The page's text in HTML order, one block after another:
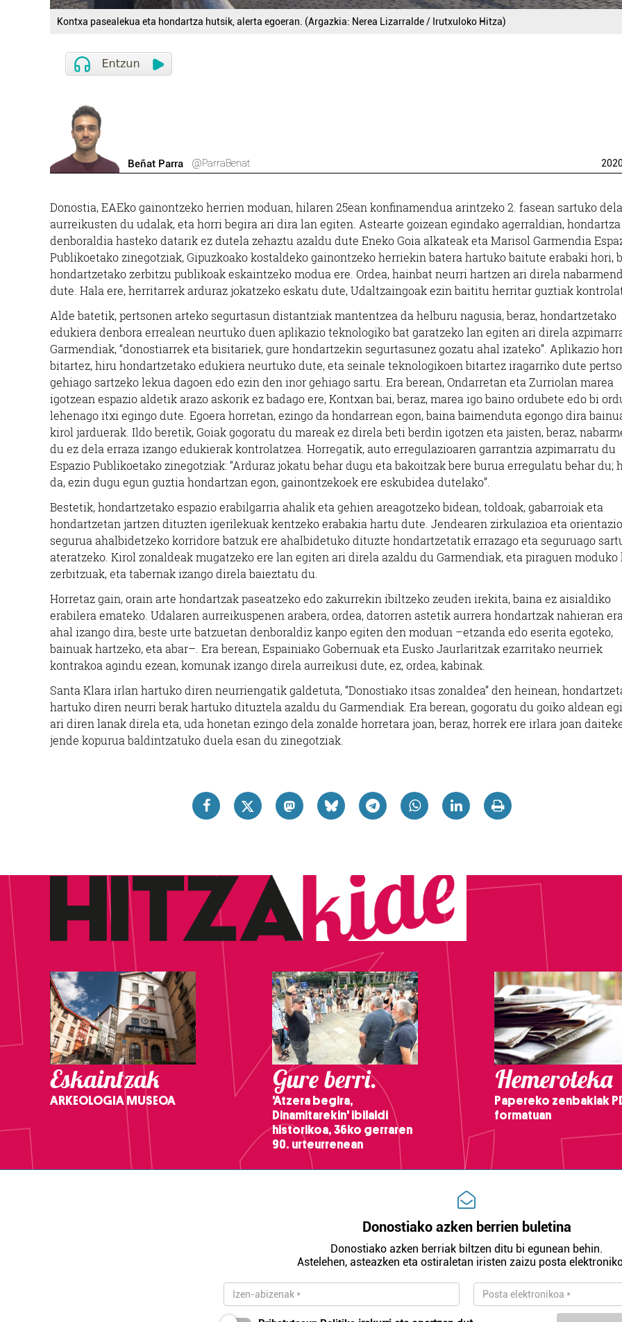
Kontxa pasealekua eta hondartza hutsik, alerta egoeran. (Argazkia: Nerea Lizarralde / Irutxuloko Hitza)
Beñat Parra @ParraBenat
Donostia, EAEko gainontzeko herrien moduan, hilaren 25ean konfinamendua arintzeko 2. fasean sartuko dela
aurreikusten du udalak, eta horri begira ari dira lan egiten. Astearte goizean egindako agerraldian, hondartza
denboraldia hasteko datarik ez dutela zehaztu azaldu dute Eneko Goia alkateak eta Marisol Garmendia
Publikoetako zinegotziak, Gipuzkoako kostaldeko gainontzeko herriekin batera hartuko baitute erabaki hori,
hondartzetako zerbitzu publikoak eskaintzeko modua ere. Ordea, hainbat neurri hartzen ari direla
dute. Hala ere, herritarrek arduraz jokatzeko eskatu dute, Udaltzaingoak ezin baititu herritar guztiak
Alde batetik, pertsonen arteko segurtasun distantziak mantentzea da helburu nagusia, beraz, hondartzetako
edukiera denbora errealean neurtuko duen aplikazio teknologiko bat garatzeko lan egiten ari direla
Garmendiak, “donostiarrek eta bisitariek, gure hondartzekin segurtasunez gozatu ahal izateko”. Aplikazio
bitartez, hiru hondartzetako edukiera neurtuko dute, eta seinale teknologikoen bitartez iragarriko dute
gehiago sartzeko lekua dagoen edo ezin den inor gehiago sartu. Era berean, Ondarretan eta Zurriolan marea
igotzean espazio aldetik arazo askorik ez badago ere, Kontxan bai, beraz, marea igo baino ordubete edo bi
lehenago itxi egingo dute. Egoera horretan, ezingo da hondarrean egon, baina baimenduta egongo dira
kirol jarduerak. Ildo beretik, Goiak gogoratu du mareak ez direla beti berdin igotzen eta jaisten, beraz,
du ez dela erraza izango edukierak kontrolatzea. Horregatik, auto erregulazioaren garrantzia azpimarratu du
Espazio Publikoetako zinegotziak: “Arduraz jokatu behar dugu eta bakoitzak bere burua erregulatu behar du;
da, ezin dugu egun guztia hondartzan egon, gainontzekoek ere eskubidea dutelako”.
Bestetik, hondartzetako espazio erabilgarria ahalik eta gehien areagotzeko bidean, toldoak, gabarroiak eta
hondartzetan jartzen dituzten igerilekuak kentzeko erabakia hartu dute. Jendearen zirkulazioa eta orientazio
segurua ahalbidetzeko korridore batzuk ere ahalbidetuko dituzte hondartzetatik errazago eta seguruago
ateratzeko. Kirol zonaldeak mugatzeko ere lan egiten ari direla azaldu du Garmendiak, eta piraguen moduko
zerbitzuak, eta tabernak izango direla baieztatu du.
Horretaz gain, orain arte hondartzak paseatzeko edo zakurrekin ibiltzeko zeuden irekita, baina ez aisialdiko
erabilera emateko. Udalaren aurreikuspenen arabera, ordea, datorren astetik aurrera hondartzak nahieran
ahal izango dira, beste urte batzuetan denboraldiz kanpo egiten den moduan –etzanda edo eserita egoteko,
bainuak hartzeko, eta abar–. Era berean, Espainiako Gobernuak eta Eusko Jaurlaritzak ezarritako neurriek
kontrakoa agindu ezean, komunak izango direla aurreikusi dute, ez, ordea, kabinak.
Santa Klara irlan hartuko diren neurriengatik galdetuta, “Donostiako itsas zonaldea” den heinean,
hartuko diren neurri berak hartuko dituztela azaldu du Garmendiak. Era berean, gogoratu du goiko aldean
ari diren lanak direla eta, uda honetan ezingo dela zonalde horretara joan, beraz, horrek ere irlara joan
jende kopurua baldintzatuko duela esan du zinegotziak.
Eskaintzak
ARKEOLOGIA MUSEOA
Gure berri.
'Atzera begira,
Dinamitarekin' ibilaldi
historikoa, 36ko gerraren
90. urteurrenean
Hemeroteka
Papereko zenbakiak
formatuan
Donostiako azken berrien buletina
Donostiako azken berriak biltzen ditu bi egunean behin.
Astelehen, asteazken eta ostiraletan iristen zaizu posta